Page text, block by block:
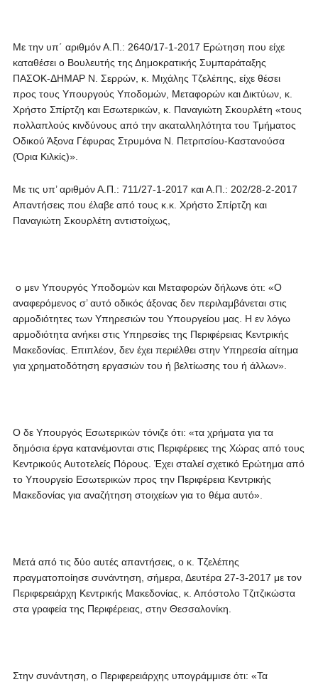
Με την υπ΄ αριθμόν Α.Π.: 2640/17-1-2017 Ερώτηση που είχε
καταθέσει ο Βουλευτής της Δημοκρατικής Συμπαράταξης
ΠΑΣΟΚ-ΔΗΜΑΡ Ν. Σερρών, κ. Μιχάλης Τζελέπης, είχε θέσει
προς τους Υπουργούς Υποδομών, Μεταφορών και Δικτύων, κ.
Χρήστο Σπίρτζη και Εσωτερικών, κ. Παναγιώτη Σκουρλέτη «τους
πολλαπλούς κινδύνους από την ακαταλληλότητα του Τμήματος
Οδικού Άξονα Γέφυρας Στρυμόνα Ν. Πετριτσίου-Καστανούσα
(Όρια Κιλκίς)».
Με τις υπ’ αριθμόν Α.Π.: 711/27-1-2017 και Α.Π.: 202/28-2-2017
Απαντήσεις που έλαβε από τους κ.κ. Χρήστο Σπίρτζη και
Παναγιώτη Σκουρλέτη αντιστοίχως,
ο μεν Υπουργός Υποδομών και Μεταφορών δήλωνε ότι: «Ο
αναφερόμενος σ’ αυτό οδικός άξονας δεν περιλαμβάνεται στις
αρμοδιότητες των Υπηρεσιών του Υπουργείου μας. Η εν λόγω
αρμοδιότητα ανήκει στις Υπηρεσίες της Περιφέρειας Κεντρικής
Μακεδονίας. Επιπλέον, δεν έχει περιέλθει στην Υπηρεσία αίτημα
για χρηματοδότηση εργασιών του ή βελτίωσης του ή άλλων».
Ο δε Υπουργός Εσωτερικών τόνιζε ότι: «τα χρήματα για τα
δημόσια έργα κατανέμονται στις Περιφέρειες της Χώρας από τους
Κεντρικούς Αυτοτελείς Πόρους. Έχει σταλεί σχετικό Ερώτημα από
το Υπουργείο Εσωτερικών προς την Περιφέρεια Κεντρικής
Μακεδονίας για αναζήτηση στοιχείων για το θέμα αυτό».
Μετά από τις δύο αυτές απαντήσεις, ο κ. Τζελέπης
πραγματοποίησε συνάντηση, σήμερα, Δευτέρα 27-3-2017 με τον
Περιφερειάρχη Κεντρικής Μακεδονίας, κ. Απόστολο Τζιτζικώστα
στα γραφεία της Περιφέρειας, στην Θεσσαλονίκη.
Στην συνάντηση, ο Περιφερειάρχης υπογράμμισε ότι: «Τα